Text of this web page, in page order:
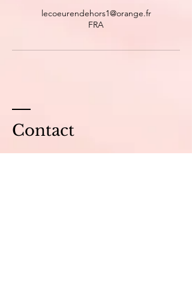
lecoeurendehors1@orange.fr
FRA
Contact